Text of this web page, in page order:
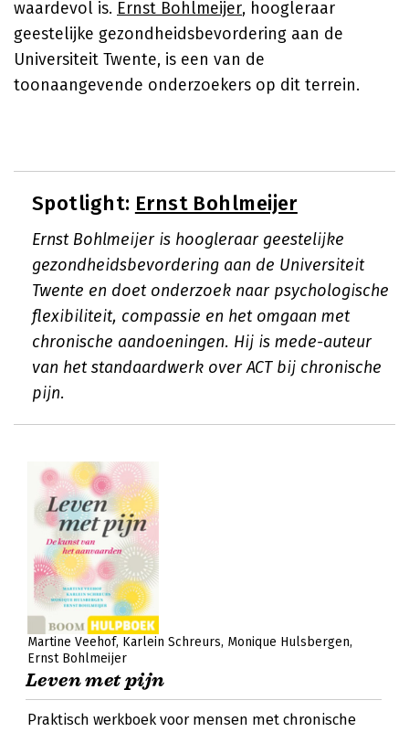
waardevol is. Ernst Bohlmeijer, hoogleraar
geestelijke gezondheidsbevordering aan de
Universiteit Twente, is een van de
toonaangevende onderzoekers op dit terrein.
Spotlight: Ernst Bohlmeijer
Ernst Bohlmeijer is hoogleraar geestelijke
gezondheidsbevordering aan de Universiteit
Twente en doet onderzoek naar psychologische
flexibiliteit, compassie en het omgaan met
chronische aandoeningen. Hij is mede-auteur
van het standaardwerk over ACT bij chronische
pijn.
Martine Veehof Karlein Schreurs Monique Hulsbergen
Ernst Bohlmeijer
Leven met pijn
Praktisch werkboek voor mensen met chronische